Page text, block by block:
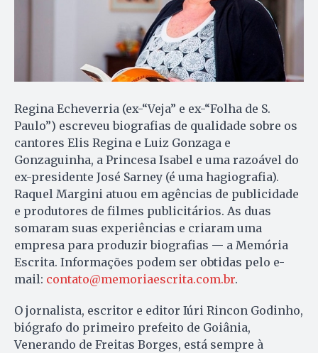
Regina Echeverria (ex-“Veja” e ex-“Folha de S.
Paulo”) escreveu biografias de qualidade sobre os
cantores Elis Regina e Luiz Gonzaga e
Gonzaguinha, a Princesa Isabel e uma razoável do
ex-presidente José Sarney (é uma hagiografia).
Raquel Margini atuou em agências de publicidade
e produtores de filmes publicitários. As duas
somaram suas experiências e criaram uma
empresa para produzir biografias — a Memória
Escrita. Informações podem ser obtidas pelo e-
mail: contato@memoriaescrita.com.br.
O jornalista, escritor e editor Iúri Rincon Godinho,
biógrafo do primeiro prefeito de Goiânia,
Venerando de Freitas Borges, está sempre à